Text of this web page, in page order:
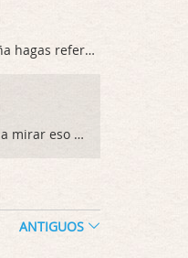
Me encanto que en la reseña hagas referen …
mirar eso …
Pues eso: muertes aburridas y personajes p …
ANTIGUOS